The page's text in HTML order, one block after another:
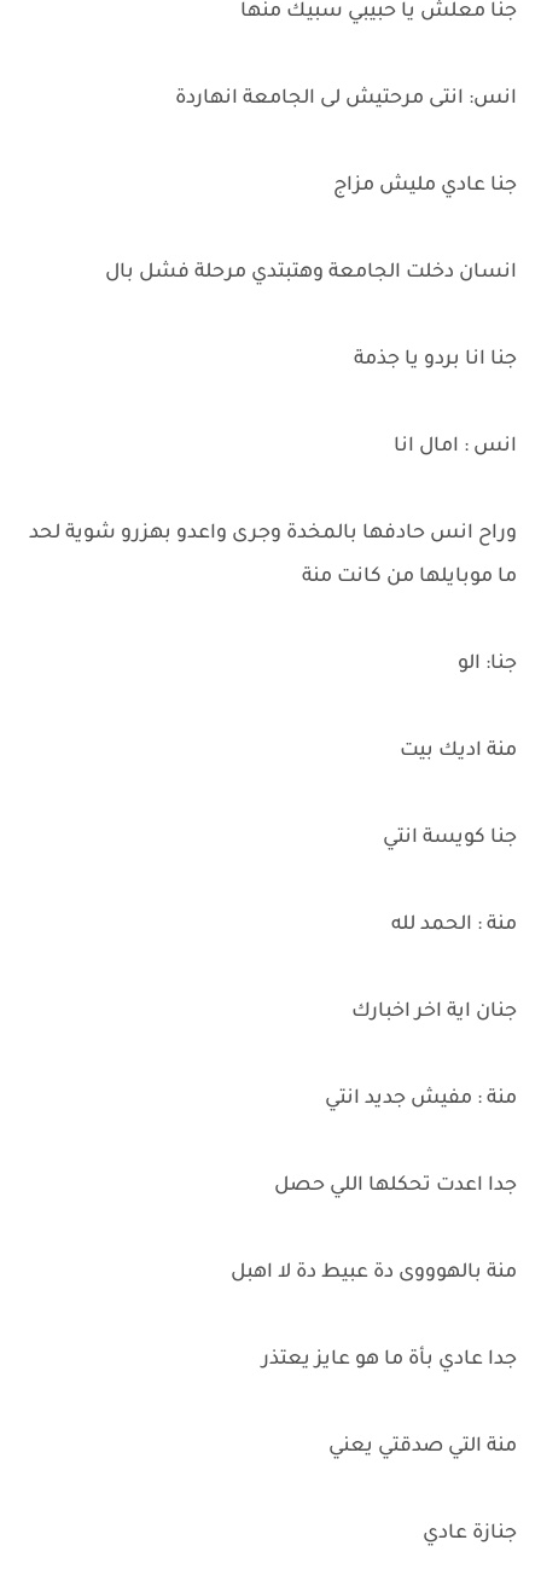
جنا معلش يا حبيبي سبيك منها
انس: انتى مرحتيش لى الجامعة انهاردة
جنا عادي مليش مزاج
انسان دخلت الجامعة وهتبتدي مرحلة فشل بال
جنا انا بردو يا جذمة
انس : امال انا
وراح انس حادفها بالمخدة وجرى واعدو بهزرو شوية لحد
ما موبايلها من كانت منة
جنا: الو
منة اديك بيت
جنا كويسة انتي
منة : الحمد لله
جنان اية اخر اخبارك
منة : مفيش جديد انتي
جدا اعدت تحكلها اللي حصل
منة بالهوووى دة عبيط دة لا اهبل
جدا عادي بأة ما هو عايز يعتذر
منة التي صدقتي يعني
جنازة عادي